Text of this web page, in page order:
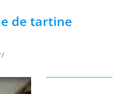
de tartine